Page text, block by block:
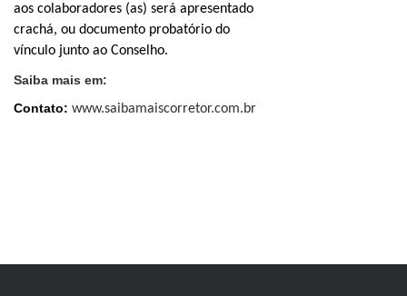
aos colaboradores (as) será apresentado
crachá, ou documento probatório do
vínculo junto ao Conselho.
Saiba mais em:
Contato: www.saibamaiscorretor.com.br